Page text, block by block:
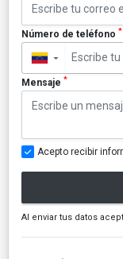
Número de teléfono *
▼
Mensaje *
Acepto recibir
Al enviar tus datos